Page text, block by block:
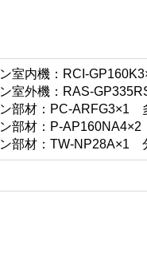
室内機：RCI-
室外機：RAS-
部材：PC-ARFG3×1
部材：P-
部材：TW-NP28A×1